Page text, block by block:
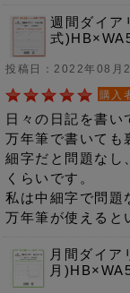
週間ダイア
式
投稿日：2022年08月
購入
日々の日記を書い
万年筆で書いても
細字だと問題なし
くらいです。
私は中細字で問題
万年筆が使えると
月間ダイア
月